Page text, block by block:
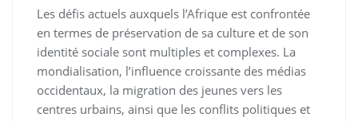
Les défis actuels auxquels l’Afrique est confrontée
en termes de préservation de sa culture et de son
identité sociale sont multiples et complexes. La
mondialisation, l’influence croissante des médias
occidentaux, la migration des jeunes vers les
centres urbains, ainsi que les conflits politiques et